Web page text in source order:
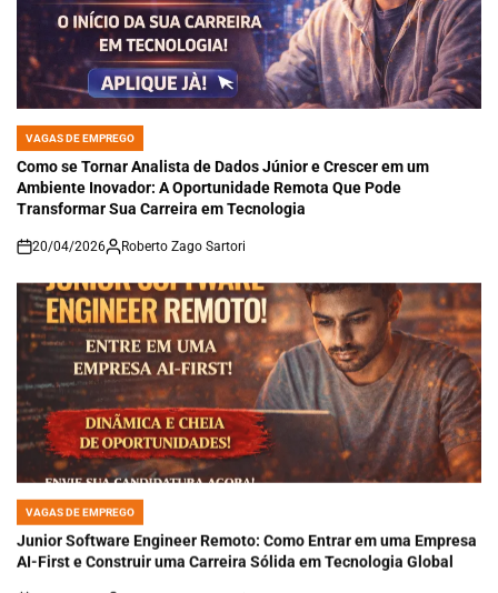
POSTED
VAGAS DE EMPREGO
Como se Tornar Analista de Dados Júnior e Crescer em um
Ambiente Inovador: A Oportunidade Remota Que Pode
Transformar Sua Carreira em Tecnologia
on
20/04/2026 Roberto Zago Sartori
POSTED
INJunior Software Engineer Remoto: Como Entrar em uma Empresa
AI-First e Construir uma Carreira Sólida em Tecnologia Global